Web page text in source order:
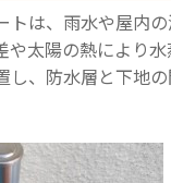
トは、雨水や屋内
太陽の熱により水
し、防水層と下地